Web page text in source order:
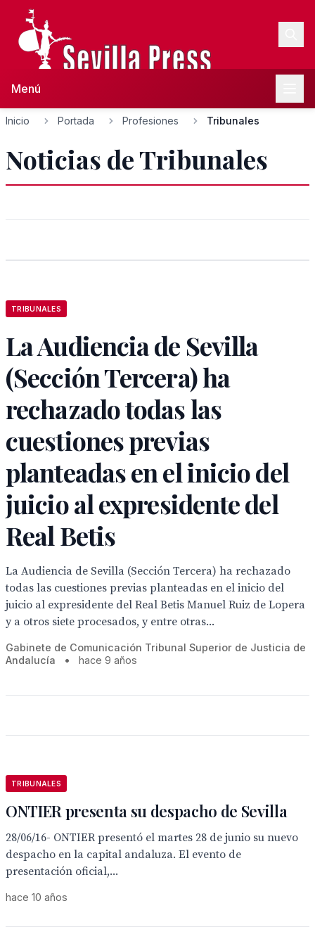
Menú
Inicio Portada Profesiones Tribunales
Noticias de Tribunales
TRIBUNALES
La Audiencia de Sevilla
(Sección Tercera) ha
rechazado todas las
cuestiones previas
planteadas en el inicio del
juicio al expresidente del
Real Betis
La Audiencia de Sevilla (Sección Tercera) ha rechazado
todas las cuestiones previas planteadas en el inicio del
juicio al expresidente del Real Betis Manuel Ruiz de Lopera
y a otros siete procesados, y entre otras...
Gabinete de Comunicación Tribunal Superior de Justicia de
Andalucía
• hace 9 años
TRIBUNALES
ONTIER presenta su despacho de Sevilla
28/06/16- ONTIER presentó el martes 28 de junio su nuevo
despacho en la capital andaluza. El evento de
presentación oficial,...
hace 10 años